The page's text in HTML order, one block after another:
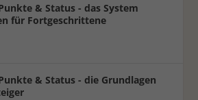
& Status - das System
für Fortgeschrittene
& Status - die Grundlagen